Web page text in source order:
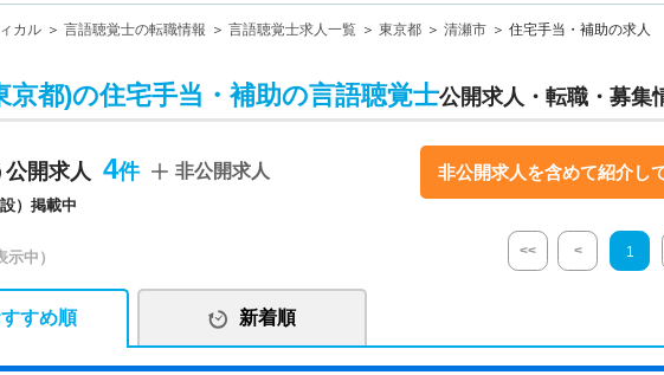
カル 言語聴覚士の転職情報 言語聴覚士求人一覧 東京都 清瀬市 住宅手当・補助の求人
京都)の住宅手当・補助の言語聴覚士公開求人・転職・募集
開求人 4
）掲載中
非公開求人 非公開求人を含めて紹介し
示中） << < 1
すめ順 新着順